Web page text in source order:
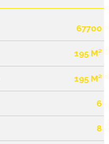
67700
195 M²
195 M²
6
8